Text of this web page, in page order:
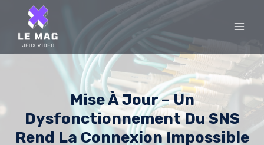
content
Mise À Jour – Un
Dysfonctionnement Du SNS
Rend La Connexion Impossible